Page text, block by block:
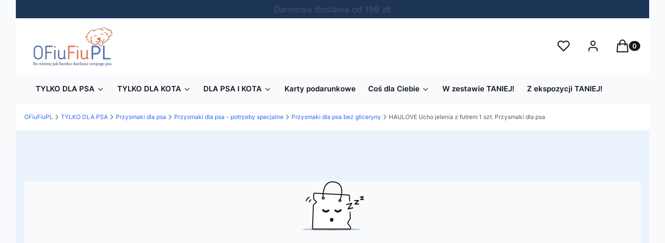
Darmowa dostawa od 199 zł!
Ulubione Zaloguj sięProdukty w
Koszyk
TYLKO DLA PSA TYLKO DLA KOTA DLA PSA I KOTA Karty podarunkowe Coś dla Ciebie W zestawie TANIEJ! Z ekspozycji TANIEJ!
OFiuFiuPL TYLKO DLA PSA Przysmaki dla psa Przysmaki dla psa - potrzeby specjalne Przysmaki dla psa bez gliceryny HAULOVE Ucho jelenia z futrem 1 szt. Przysmaki dla psa